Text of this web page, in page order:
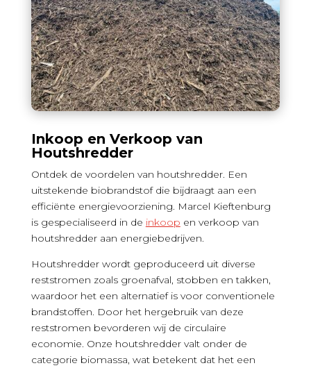
Inkoop en Verkoop van
Houtshredder
Ontdek de voordelen van houtshredder. Een
uitstekende biobrandstof die bijdraagt aan een
efficiënte energievoorziening. Marcel Kieftenburg
is gespecialiseerd in de inkoop en verkoop van
houtshredder aan energiebedrijven.
Houtshredder wordt geproduceerd uit diverse
reststromen zoals groenafval, stobben en takken,
waardoor het een alternatief is voor conventionele
brandstoffen. Door het hergebruik van deze
reststromen bevorderen wij de circulaire
economie. Onze houtshredder valt onder de
categorie biomassa, wat betekent dat het een